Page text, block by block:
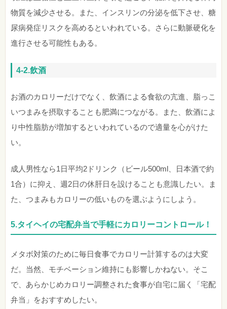
物質を減少させる。また、インスリンの分泌を低下させ、糖
尿病発症リスクを高めるといわれている。さらに動脈硬化を
進行させる可能性もある。
4-2.飲酒
お酒のカロリーだけでなく、飲酒による食欲の亢進、脂っこ
いつまみを摂取することも肥満につながる。また、飲酒によ
り中性脂肪が増加するといわれているので適量を心がけた
い。
成人男性なら1日平均2ドリンク（ビール500ml、日本酒で約
1合）に抑え、週2日の休肝日を設けることも意識したい。ま
た、つまみもカロリーの低いものを選ぶようにしよう。
5.タイヘイの宅配弁当で手軽にカロリーコントロール！
メタボ対策のために毎日食事でカロリー計算するのは大変
だ。当然、モチベーション維持にも影響しかねない。そこ
で、あらかじめカロリー調整された食事が自宅に届く「宅配
弁当」をおすすめしたい。